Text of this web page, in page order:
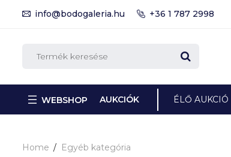
+36 1 787 2998
info@bodogaleria.hu
WEBSHOP AUKCIÓK ÉLŐ AUKCIÓ
Home Egyéb kategória